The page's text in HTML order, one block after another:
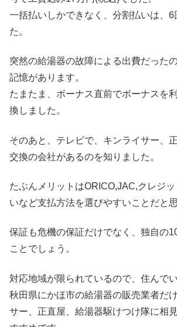
一括払いしかできなく、分割払いは、6
た。
突然の給湯器の故障による出費だった
記憶があります。
たまたま、ボーナス直前でボーナスを
換しました。
そのあと、テレビで、キンライサー、
交換の会社があるのを知りました。
たぶんメリットはORICO,JAC,クレジ
いなど支払方法を選びやすいことだと思
保証も危機の保証だけでなく、独自の
ことでしょう。
対応地域が限られているので、住んで
秋田県にかほ市の給湯器の販売業者だ
サー、正直屋、給湯器駆けつけ隊に相